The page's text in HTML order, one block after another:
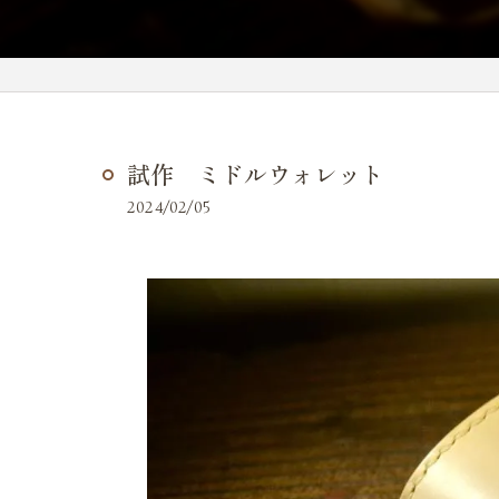
試作 ミドルウォレット
2024/02/05